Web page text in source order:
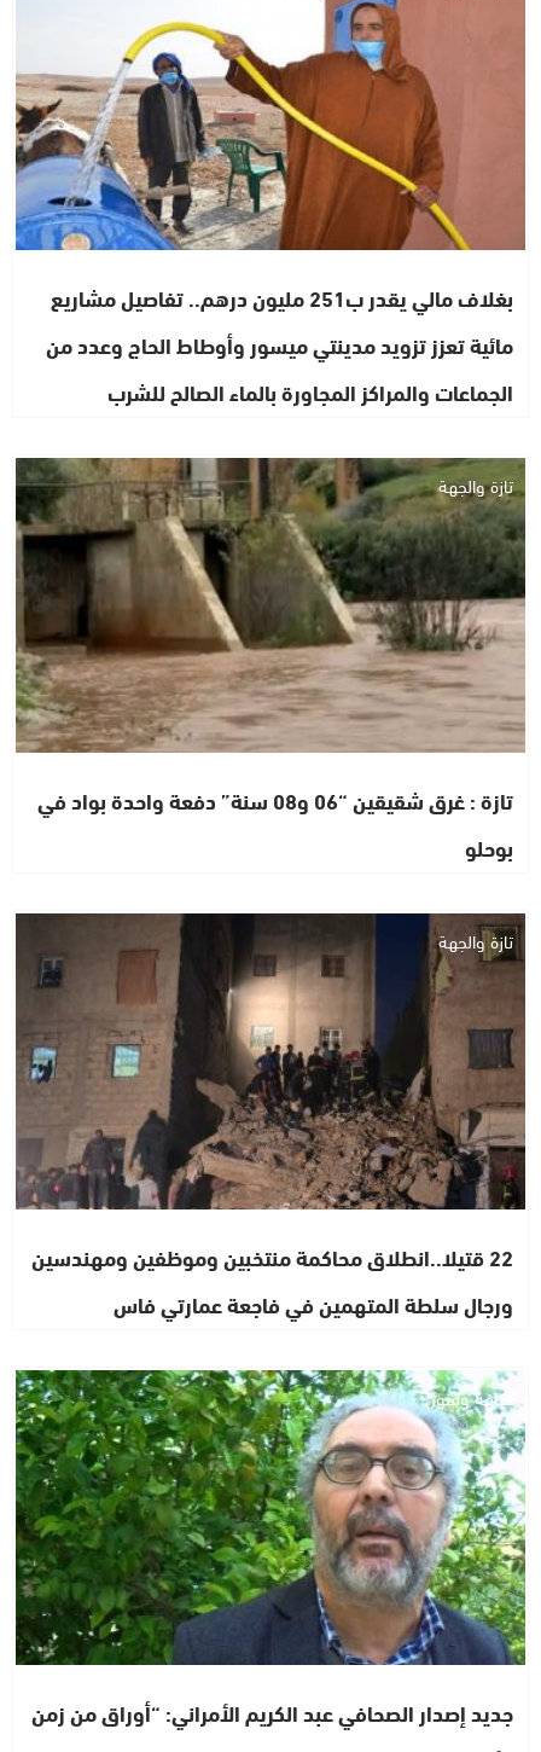
بغلاف مالي يقدر ب251 مليون درهم.. تفاصيل مشاريع
مائية تعزز تزويد مدينتي ميسور وأوطاط الحاج وعدد من
الجماعات والمراكز المجاورة بالماء الصالح للشرب
تازة والجهة
تازة : غرق شقيقين “06 و08 سنة” دفعة واحدة بواد في
بوحلو
تازة والجهة
22 قتيلا..انطلاق محاكمة منتخبين وموظفين ومهندسين
ورجال سلطة المتهمين في فاجعة عمارتي فاس
ثقافة وفنون
جديد إصدار الصحافي عبد الكريم الأمراني: “أوراق من زمن